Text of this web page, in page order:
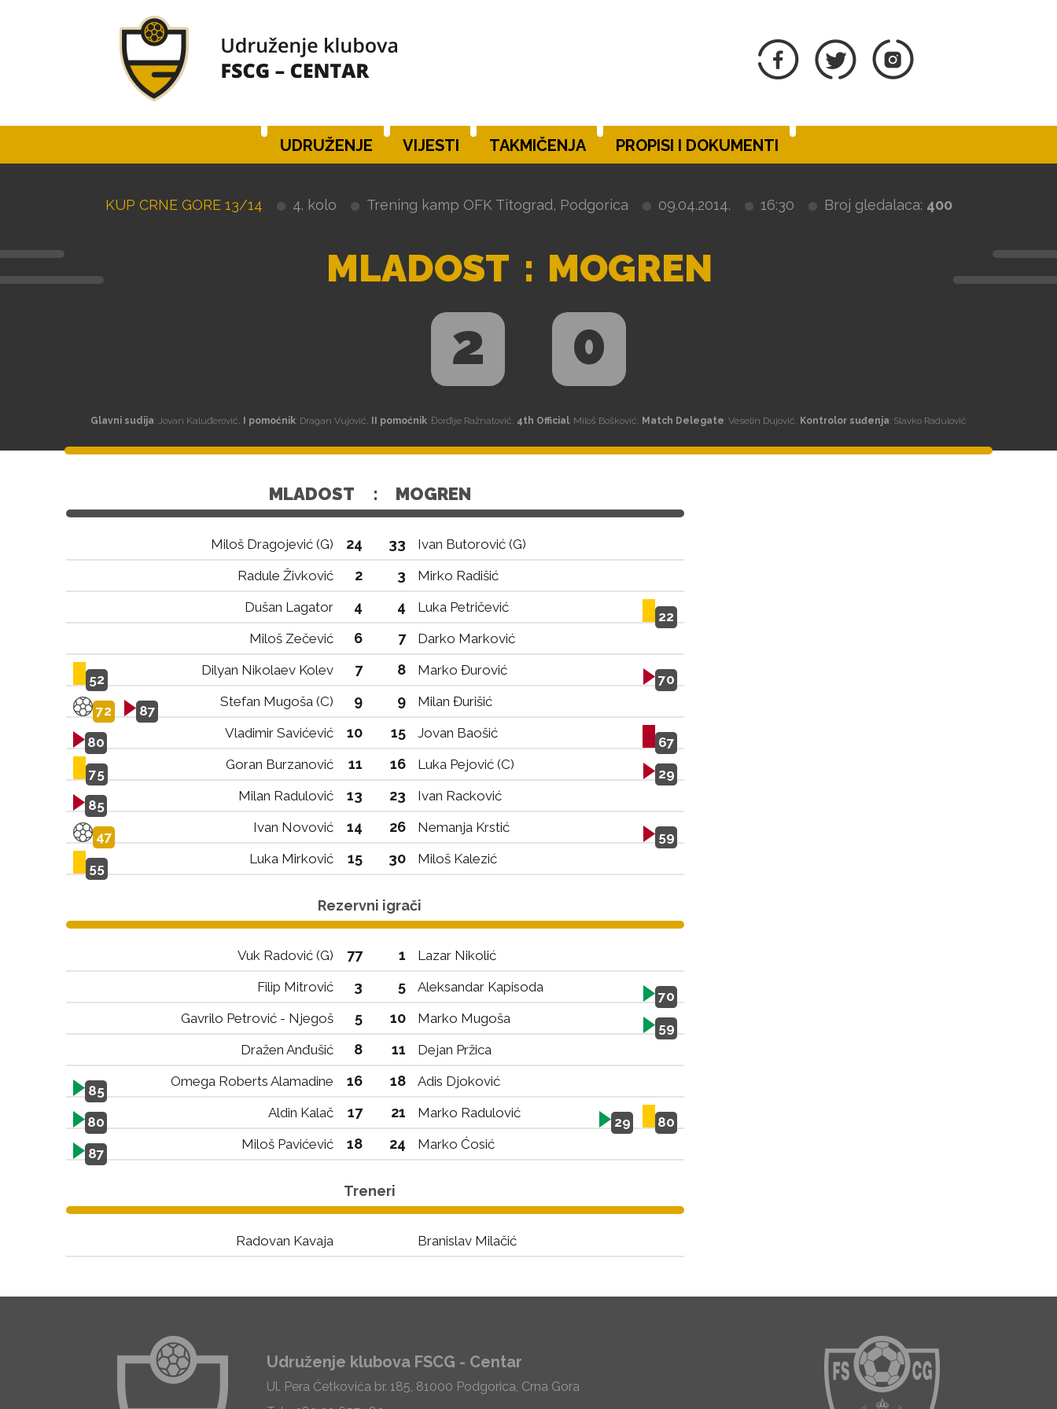
UDRUŽENJE VIJESTI TAKMIČENJA PROPISI I DOKUMENTI
KUP CRNE GORE 13/14 4. kolo Trening kamp OFK Titograd, Podgorica 09.04.2014. 16:30 Broj gledalaca: 400
MLADOST : MOGREN
2 0
Glavni sudija: Jovan Kaluđerović, I pomoćnik: Dragan Vujović, II pomoćnik: Đorđije Ražnatović, 4th Official: Miloš Bošković, Match Delegate: Veselin Dujović, Kontrolor suđenja: Slavko Radulović
MLADOST : MOGREN
Miloš Dragojević (G) 24 33
Ivan Butorović (G)
Radule Živković
2 3
Mirko Radišić
Dušan Lagator
4 4 Luka Petričević
22
Miloš Zečević
6 7 Darko Marković
52
Dilyan Nikolaev Kolev 7 8 Marko Đurović
70
72
87
Stefan Mugoša (C) 9 9 Milan Đurišić
80
Vladimir Savićević 10 15 Jovan Baošić
67
75
Goran Burzanović 11 16 Luka Pejović (C)
29
85
Milan Radulović 13 23 Ivan Racković
47
Ivan Novović 14 26 Nemanja Krstić
59
55
Luka Mirković 15 30 Miloš Kalezić
Rezervni igrači
Vuk Radović (G) 77 1
Lazar Nikolić
Filip Mitrović
3 5 Aleksandar Kapisoda
70
Gavrilo Petrović - Njegoš
5 10 Marko Mugoša
59
Dražen Anđušić
8 11 Dejan Pržica
85
Omega Roberts Alamadine 16 18 Adis Djoković
80
Aldin Kalač 17 21 Marko Radulović
29
80
87
Miloš Pavićević 18 24 Marko Ćosić
Treneri
Radovan Kavaja Branislav Milačić
Udruženje klubova FSCG - Centar
Ul. Pera Ćetkovića br. 185, 81000 Podgorica, Crna Gora